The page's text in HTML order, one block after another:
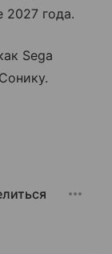
2027 года.
Sega